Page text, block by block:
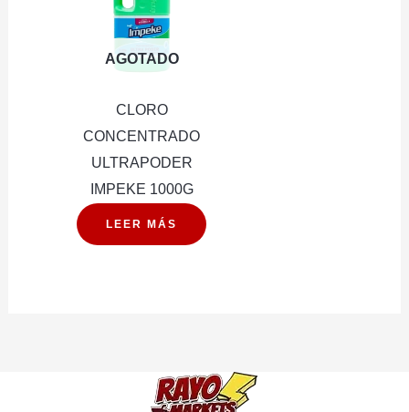
AGOTADO
CLORO
CONCENTRADO
ULTRAPODER
IMPEKE 1000G
LEER MÁS